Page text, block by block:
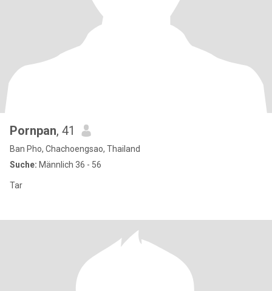
Pornpan, 41
Ban Pho, Chachoengsao, Thailand
Suche: Männlich 36 - 56
Tar